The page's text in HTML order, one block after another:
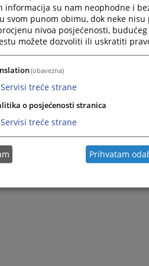
да плати порез на ослобађање од
informacija su nam neophodne i
svom punom obimu, dok neke
nivoa posjećenosti,
možete dozvoliti ili uskratiti
(obavezna)
Servisi treće strane
o posjećenosti stranica
Servisi treće strane
Prihvatam